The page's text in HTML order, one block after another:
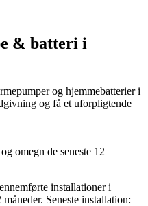
& batteri i
og hjemmebatterier i
og få et uforpligtende
omegn de seneste 12
installationer i
Seneste installation: